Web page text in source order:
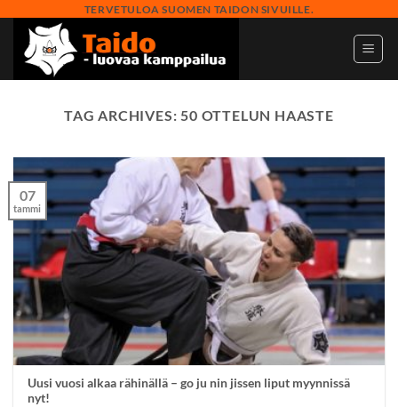
content
TERVETULOA SUOMEN TAIDON SIVUILLE.
TAG ARCHIVES:50 OTTELUN HAASTE
Uusi vuosi alkaa rähinällä – go ju nin jissen liput myynnissä
nyt!
07
tammi